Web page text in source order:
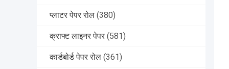
प्लाटर पेपर रोल (380)
क्राफ्ट लाइनर पेपर (581)
कार्डबोर्ड पेपर रोल (361)